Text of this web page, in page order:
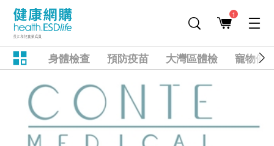
1
身體檢查 預防疫苗 大灣區體檢 寵物健